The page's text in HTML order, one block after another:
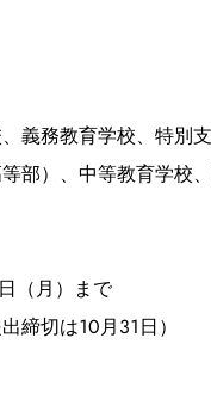
義務教育学校、特別
部）、中等教育学校
（月）まで
締切は10月31日）